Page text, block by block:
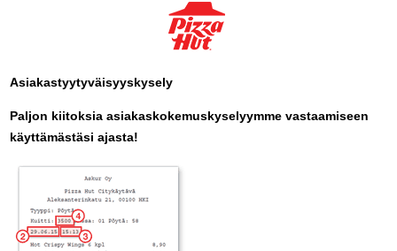
Asiakastyytyväisyyskysely
Paljon kiitoksia asiakaskokemuskyselyymme vastaamiseen
käyttämästäsi ajasta!